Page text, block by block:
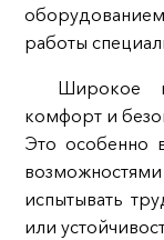
работы
Широкое
комфорт и
Это особенно
испытывать
или